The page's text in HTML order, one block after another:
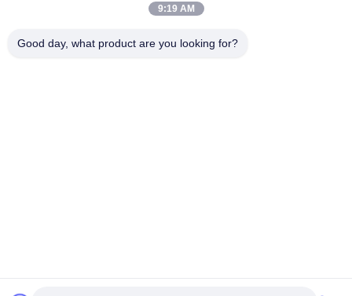
Pièces détachées de machines à lait Le fournisseur. 2023-2026
9:19 AM
Good day, what product are you looking for?